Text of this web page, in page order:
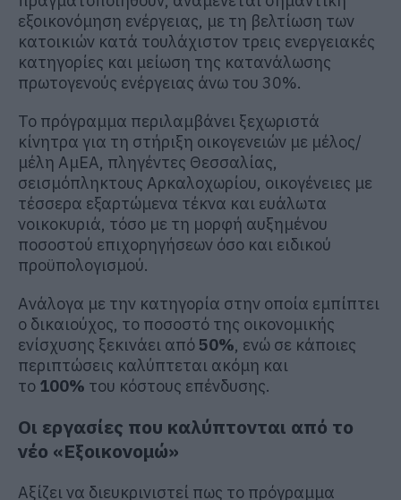
εξοικονόμηση ενέργειας, με τη βελτίωση των
κατοικιών κατά τουλάχιστον τρεις ενεργειακές
κατηγορίες και μείωση της κατανάλωσης
πρωτογενούς ενέργειας άνω του 30%.
Το πρόγραμμα περιλαμβάνει ξεχωριστά
κίνητρα για τη στήριξη οικογενειών με μέλος/
μέλη ΑμΕΑ, πληγέντες Θεσσαλίας,
σεισμόπληκτους Αρκαλοχωρίου, οικογένειες με
τέσσερα εξαρτώμενα τέκνα και ευάλωτα
νοικοκυριά, τόσο με τη μορφή αυξημένου
ποσοστού επιχορηγήσεων όσο και ειδικού
προϋπολογισμού.
Ανάλογα με την κατηγορία στην οποία εμπίπτει
ο δικαιούχος, το ποσοστό της οικονομικής
ενίσχυσης ξεκινάει από 50%, ενώ σε κάποιες
περιπτώσεις καλύπτεται ακόμη και
το 100% του κόστους επένδυσης.
Οι εργασίες που καλύπτονται από το
νέο «Εξοικονομώ»
Αξίζει να διευκρινιστεί πως το πρόγραμμα